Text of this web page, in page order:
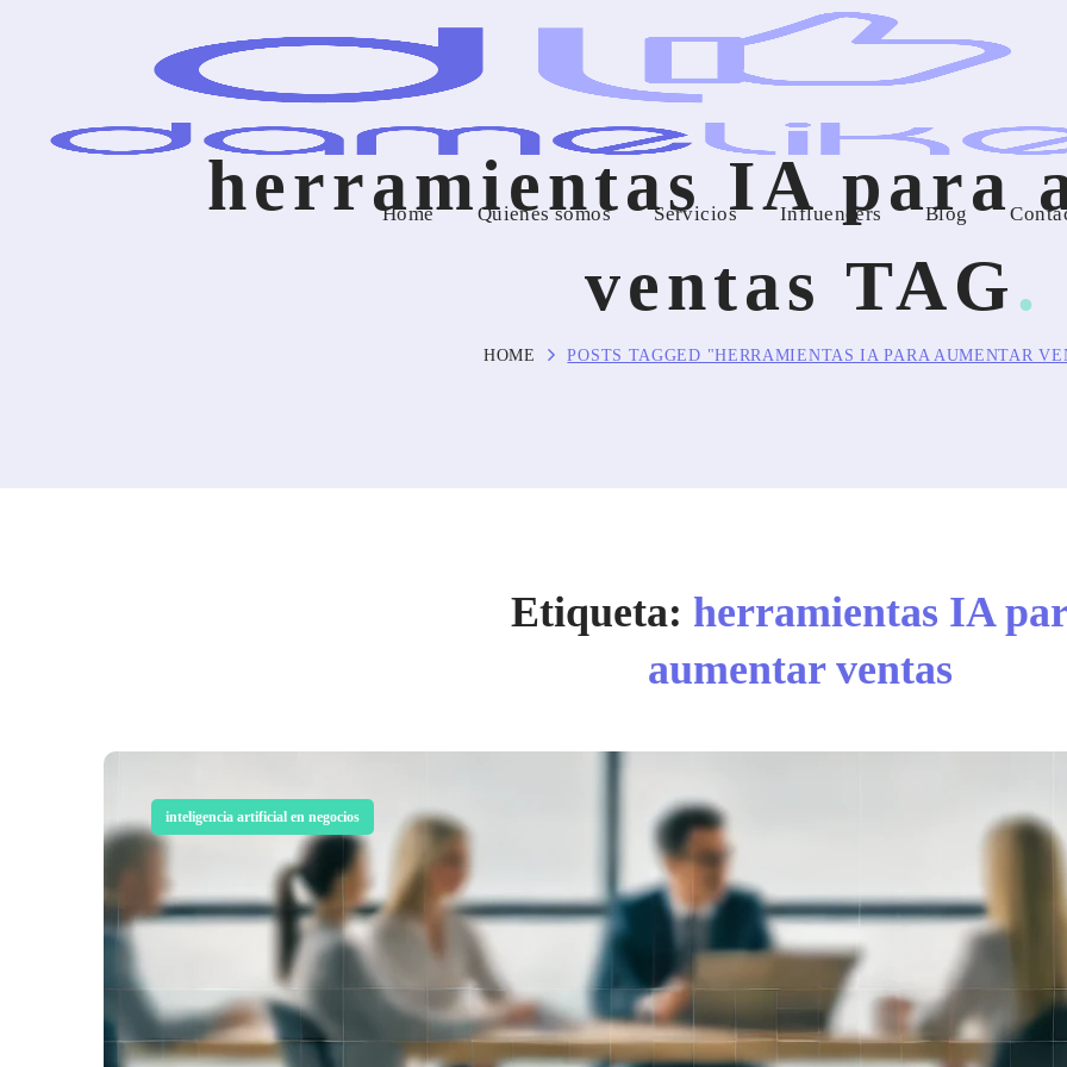
Home Quienes somos Servicios Influencers Blog
herramientas IA para
ventas TAG
HOME POSTS TAGGED "HERRAMIENTAS IA PARA AUMENTAR
Etiqueta: herramientas IA
aumentar ventas
inteligencia artificial en negocios